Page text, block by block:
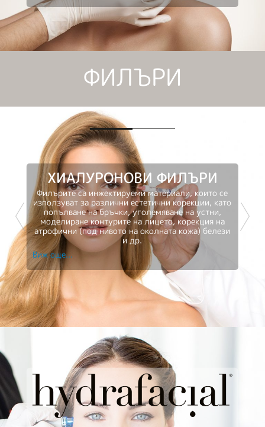
ФИЛЪРИ
ХИАЛУРОНОВИ ФИЛЪРИ
Филърите са инжектируеми материали, които се
използуват за различни естетични корекции, като
попълване на бръчки, уголемяване на устни,
моделиране контурите на лицето, корекция на
атрофични (под нивото на околната кожа) белези
и др.
Виж още...
Previous Next